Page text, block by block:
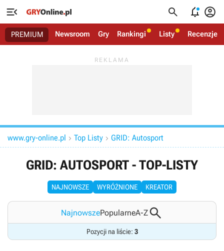
   
PREMIUM Newsroom Gry Rankingi Listy Recenzje
www.gry-online.pl  Top Listy  GRID: Autosport
GRID: AUTOSPORT - TOP-LISTY
NAJNOWSZE WYRÓŻNIONE KREATOR
NajnowszePopularneA-Z
Pozycji na liście: 3